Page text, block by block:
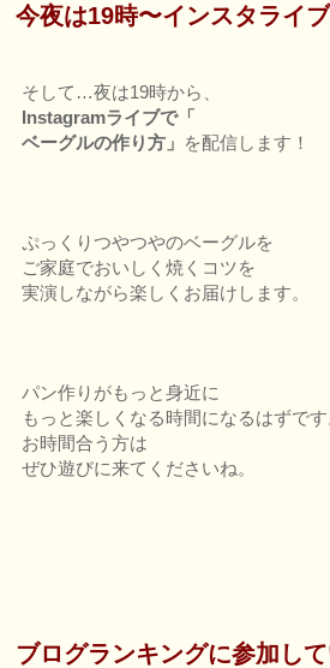
今夜は19時〜インスタライブ
そして…夜は19時から、
Instagramライブで「
ベーグルの作り方」 を配信します！
ぷっくりつやつやのベーグルを
ご家庭でおいしく焼くコツを
実演しながら楽しくお届けします。
パン作りがもっと身近に
もっと楽しくなる時間になるはずです
お時間合う方は
ぜひ遊びに来てくださいね。
ブログランキングに参加し